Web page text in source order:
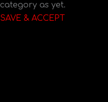
category as yet.
SAVE & ACCEPT